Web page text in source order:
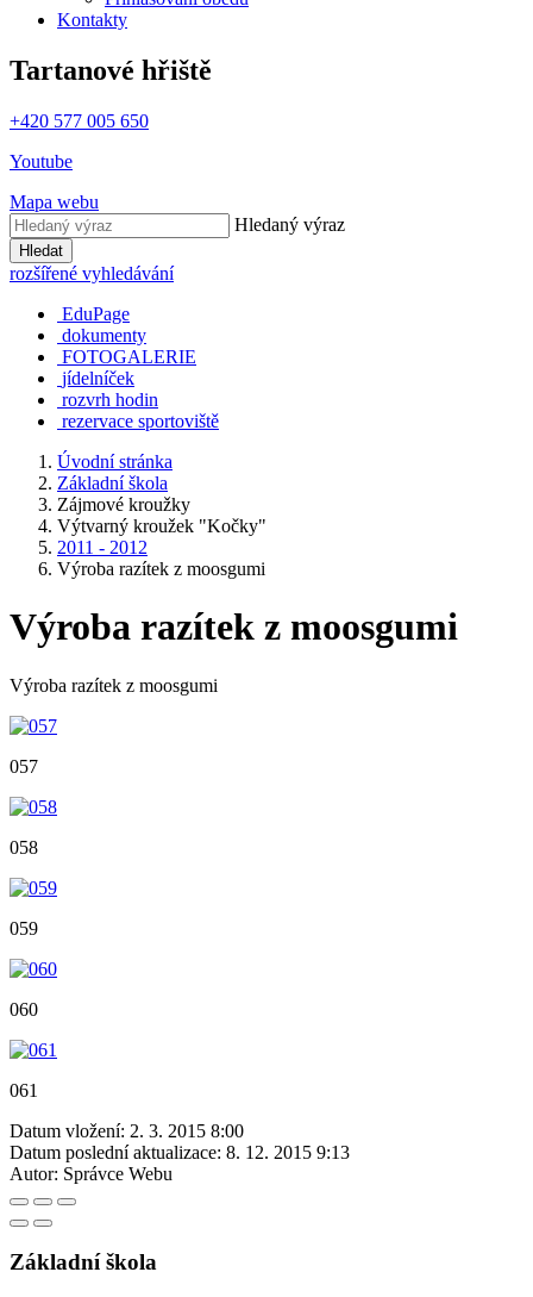
Kontakty
Tartanové hřiště
+420 577 005 650
Youtube
Mapa webu
Hledaný výraz
Hledat
rozšířené vyhledávání
EduPage
dokumenty
FOTOGALERIE
jídelníček
rozvrh hodin
rezervace sportoviště
Úvodní stránka
Základní škola
Zájmové kroužky
Výtvarný kroužek "Kočky"
2011 - 2012
Výroba razítek z moosgumi
Výroba razítek z moosgumi
Výroba razítek z moosgumi
057
058
059
060
061
Datum vložení: 2. 3. 2015 8:00
Datum poslední aktualizace: 8. 12. 2015 9:13
Autor: Správce Webu
Základní škola